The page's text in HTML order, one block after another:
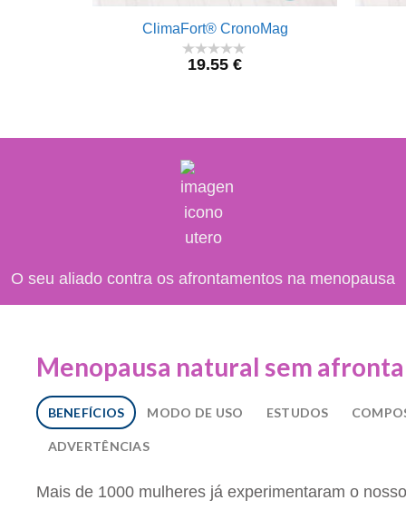
ClimaFort® CronoMag
19.55 €
O seu aliado contra os afrontamentos na menopausa
Menopausa natural sem
BENEFÍCIOS MODO DE USO ESTUDOS
ADVERTÊNCIAS
Mais de 1000 mulheres já experimentaram o